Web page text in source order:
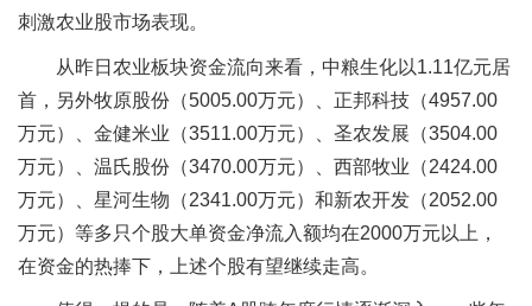
刺激农业股市场表现。
从昨日农业板块资金流向来看，中粮生化以1.11亿元居
首，另外牧原股份（5005.00万元）、正邦科技（4957.00
万元）、金健米业（3511.00万元）、圣农发展（3504.00
万元）、温氏股份（3470.00万元）、西部牧业（2424.00
万元）、星河生物（2341.00万元）和新农开发（2052.00
万元）等多只个股大单资金净流入额均在2000万元以上，
在资金的热捧下，上述个股有望继续走高。